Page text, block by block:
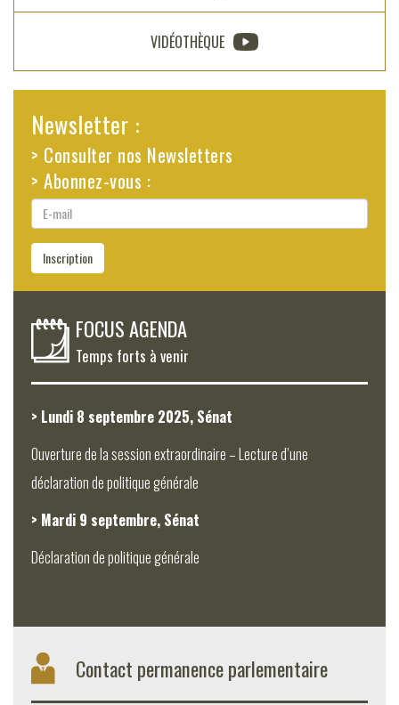
VIDÉOTHÈQUE
Newsletter :
> Consulter nos Newsletters
> Abonnez-vous :
E-
mail
Inscription
FOCUS AGENDA
Temps forts à venir
> Lundi 8 septembre 2025, Sénat
Ouverture de la session extraordinaire – Lecture d’une
déclaration de politique générale
> Mardi 9 septembre, Sénat
Déclaration de politique générale
Contact permanence parlementaire